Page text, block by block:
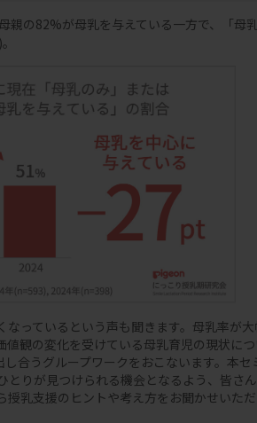
の82%が母乳を与えている一方で、「母
っているという声も聞きます。母乳率が
観の変化を受けている母乳育児の現状に
合うグループワークをおこないます。本
りが見つけられる機会となるよう、皆さ
乳支援のヒントや考え方をお聞かせいただ